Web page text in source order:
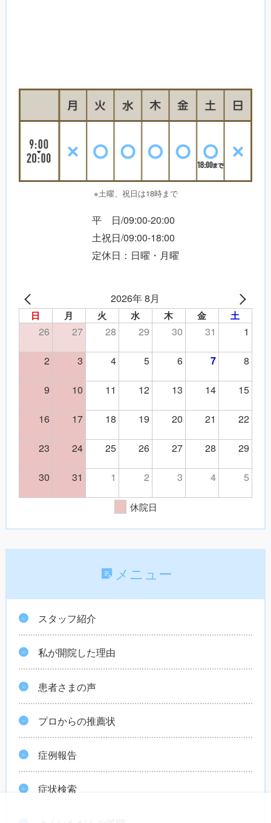
※土曜、祝日は18時まで
平 日/09:00-20:00
土祝日/09:00-18:00
定休日：日曜・月曜
2026年 8月
日 月 火 水 木 金 土
26 27 28 29 30 31
1
2
3 4 5 6 7
8
9
10 11 12 13 14
15
16
17 18 19 20 21
22
23
24 25 26 27 28
29
30
31 1 2 3 4 5
休院日
メニュー
スタッフ紹介
私が開院した理由
患者さまの声
プロからの推薦状
症例報告
症状検索